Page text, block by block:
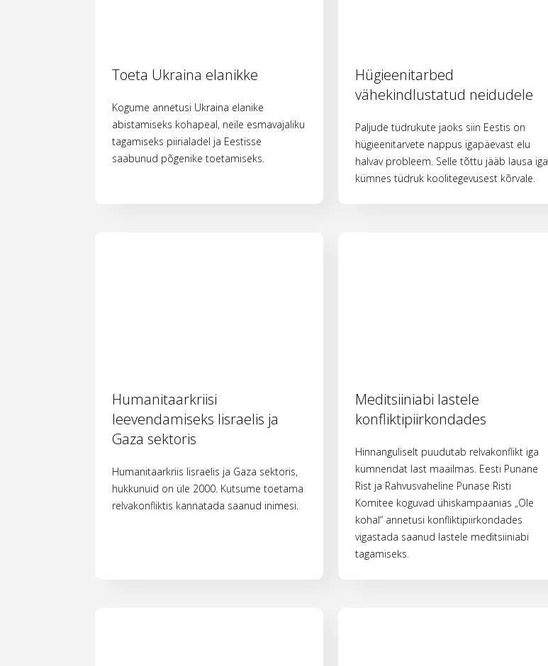
Toeta Ukraina elanikke
Kogume annetusi Ukraina elanike
abistamiseks kohapeal, neile esmavajaliku
tagamiseks piirialadel ja Eestisse
saabunud põgenike toetamiseks.
Hügieenitarbed
vähekindlustatud neidudele
Paljude tüdrukute jaoks siin Eestis on
hügieenitarvete nappus igapäevast elu
halvav probleem. Selle tõttu jääb lausa iga
kümnes tüdruk koolitegevusest kõrvale.
Humanitaarkriisi
leevendamiseks Iisraelis ja
Gaza sektoris
Humanitaarkriis Iisraelis ja Gaza sektoris,
hukkunuid on üle 2000. Kutsume toetama
relvakonfliktis kannatada saanud inimesi.
Meditsiiniabi lastele
konfliktipiirkondades
Hinnanguliselt puudutab relvakonflikt iga
kümnendat last maailmas. Eesti Punane
Rist ja Rahvusvaheline Punase Risti
Komitee koguvad ühiskampaanias „Ole
kohal“ annetusi konfliktipiirkondades
vigastada saanud lastele meditsiiniabi
tagamiseks.